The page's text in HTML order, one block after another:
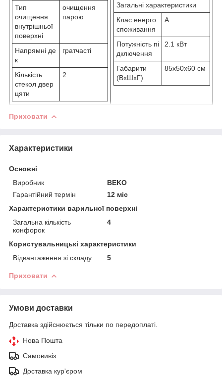
Тип
очищення
внутрішньої
поверхні
очищення
парою
Напрямні де
к
гратчасті
Кількість
стекол двер
цяти
2
Загальні характеристики
Клас енерго
споживання
A
Потужність пі
дключення
2.1 кВт
Габарити
(ВхШхГ)
85x50x60 см
Приховати
Характеристики
Основні
Виробник
BEKO
Гарантійний термін
12 міс
Характеристики варильної поверхні
Загальна кількість
конфорок
4
Користувальницькі характеристики
Відвантаження зі складу
5
Приховати
Умови доставки
Доставка здійснюється тільки по передоплаті.
Нова Пошта
Самовивіз
Доставка кур'єром